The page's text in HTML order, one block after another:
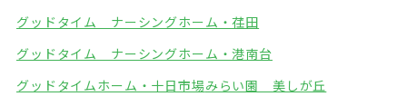
グッドタイム ナーシングホーム・荏田
グッドタイム ナーシングホーム・港南台
グッドタイムホーム・十日市場みらい園 美しが丘